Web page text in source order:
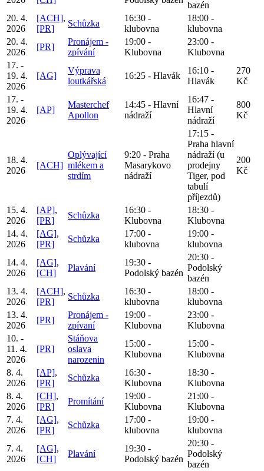
bazén
20. 4.
2026
[ACH],
[PR]
Schůzka
16:30 -
klubovna
18:00 -
klubovna
20. 4.
2026
[PR]
Pronájem -
zpívání
19:00 -
Klubovna
23:00 -
Klubovna
17. -
19. 4.
2026
[AG]
Výprava
loutkářská
16:25 - Hlavák
16:10 -
Hlavák
270
Kč
17. -
19. 4.
2026
[AP]
Masterchef
Apollon
14:45 - Hlavní
nádraží
16:47 -
Hlavní
nádraží
800
Kč
18. 4.
2026
[ACH]
Oplývající
mlékem a
strdím
9:20 - Praha
Masarykovo
nádraží
17:15 -
Praha hlavní
nádraží (u
prodejny
Tiger, pod
tabulí
příjezdů)
200
Kč
15. 4.
2026
[AP],
[PR]
Schůzka
16:30 -
Klubovna
18:30 -
Klubovna
14. 4.
2026
[AG],
[PR]
Schůzka
17:00 -
klubovna
19:00 -
klubovna
14. 4.
2026
[AG],
[CH]
Plavání
19:30 -
Podolský bazén
20:30 -
Podolský
bazén
13. 4.
2026
[ACH],
[PR]
Schůzka
16:30 -
klubovna
18:00 -
klubovna
13. 4.
2026
[PR]
Pronájem -
zpívaní
19:00 -
Klubovna
23:00 -
Klubovna
10. -
11. 4.
2026
[PR]
Stáňova
oslava
narozenin
15:00 -
Klubovna
15:00 -
Klubovna
8. 4.
2026
[AP],
[PR]
Schůzka
16:30 -
Klubovna
18:30 -
Klubovna
8. 4.
2026
[CH],
[PR]
Promítání
19:00 -
Klubovna
21:00 -
Klubovna
7. 4.
2026
[AG],
[PR]
Schůzka
17:00 -
klubovna
19:00 -
klubovna
7. 4.
2026
[AG],
[CH]
Plavání
19:30 -
Podolský bazén
20:30 -
Podolský
bazén